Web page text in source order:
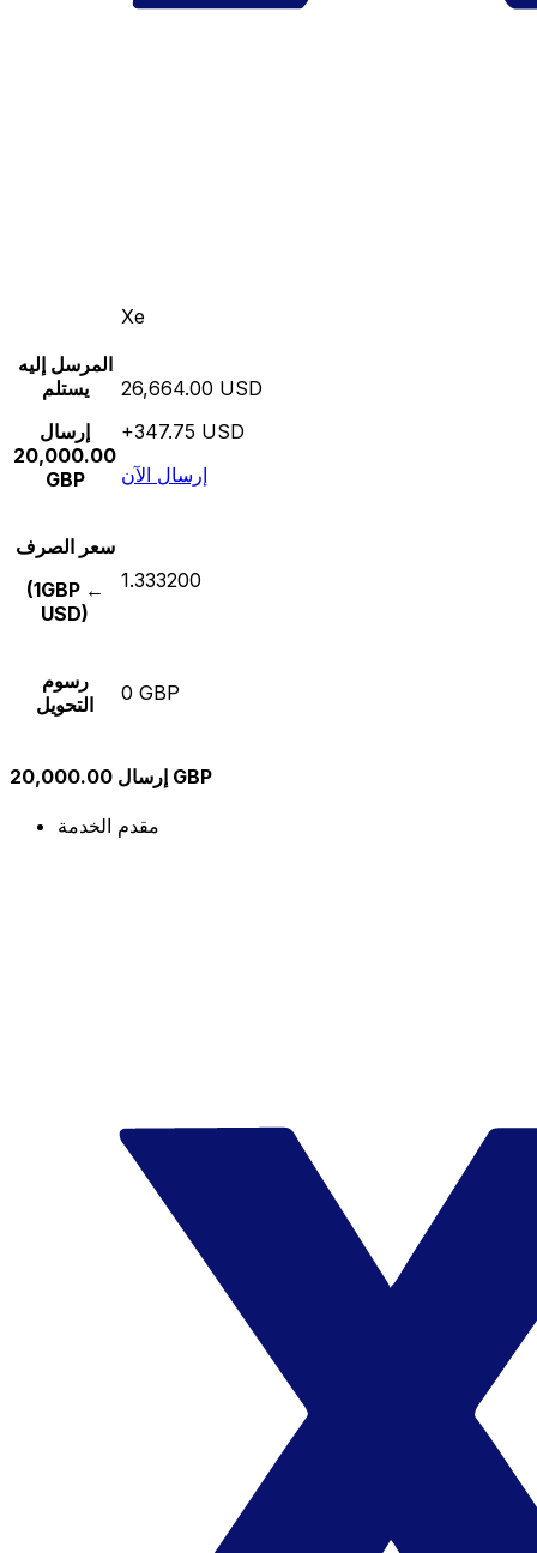
Xe
المرسل إليه
يستلم
إرسال
20,000.00
GBP
26,664.00 USD
+347.75 USD
إرسال الآن
سعر الصرف
(1GBP ←
USD)
1.333200
رسوم
التحويل
0 GBP
إرسال 20,000.00 GBP
مقدم الخدمة